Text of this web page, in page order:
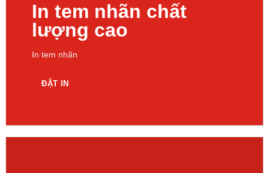
In tem nhãn chất
lượng cao
In tem nhãn
ĐẶT IN